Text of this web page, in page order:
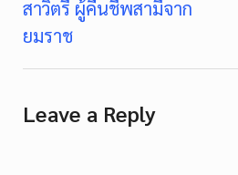
Post
navigation
สาวิตรี ผู้คืนชีพสามีจาก
ยมราช
Leave a Reply